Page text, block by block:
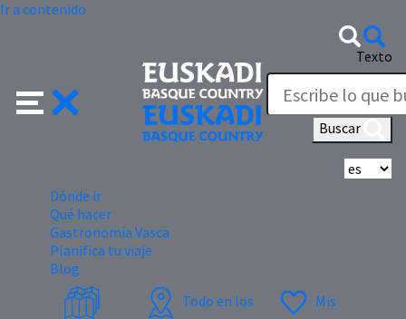
Ir a contenido
Texto
Buscar
Dónde ir
Qué hacer
Gastronomía Vasca
Planifica tu viaje
Blog
Todo en los
Mis